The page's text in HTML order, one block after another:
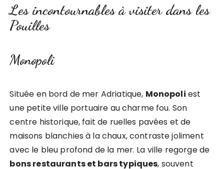
Les incontournables à visiter dans les
Pouilles
Monopoli
Située en bord de mer Adriatique, Monopoli est
une petite ville portuaire au charme fou. Son
centre historique, fait de ruelles pavées et de
maisons blanchies à la chaux, contraste joliment
avec le bleu profond de la mer. La ville regorge de
bons restaurants et bars typiques, souvent